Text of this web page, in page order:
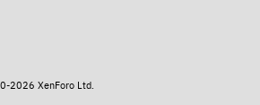
2026 XenForo Ltd.